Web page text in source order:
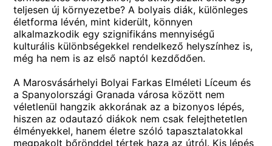
teljesen új környezetbe? A bolyais diák, különleges
életforma lévén, mint kiderült, könnyen
alkalmazkodik egy szignifikáns mennyiségű
kulturális különbségekkel rendelkező helyszínhez is,
még ha nem is az első naptól kezdődően.
A Marosvásárhelyi Bolyai Farkas Elméleti Líceum és
a Spanyolországi Granada városa között nem
véletlenül hangzik akkorának az a bizonyos lépés,
hiszen az odautazó diákok nem csak felejthetetlen
élményekkel, hanem életre szóló tapasztalatokkal
megpakolt bőrönddel tértek haza az útról. Kis lépés